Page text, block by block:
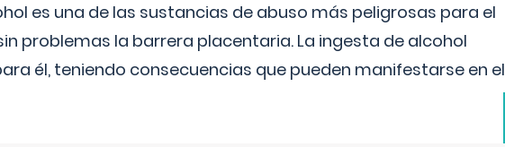
es una de las sustancias de abuso más peligrosas para el
problemas la barrera placentaria. La ingesta de alcohol
él, teniendo consecuencias que pueden manifestarse en el